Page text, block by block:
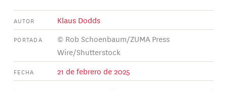
AUTOR Klaus Dodds
PORTADA
© Rob Schoenbaum/ZUMA Press
Wire/Shutterstock
FECHA 21 de febrero de 2025